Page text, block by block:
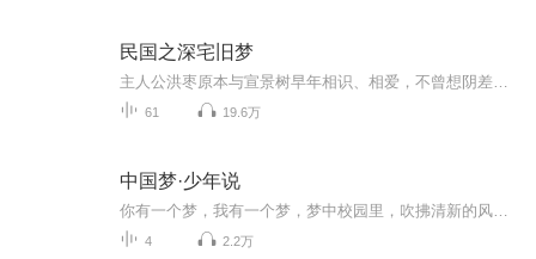
民国之深宅旧梦
61 19.6万
中国梦·少年说
4 2.2万